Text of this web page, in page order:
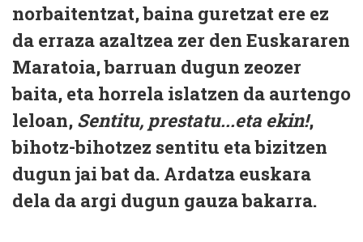
norbaitentzat, baina guretzat ere ez
da erraza azaltzea zer den Euskararen
Maratoia, barruan dugun zeozer
baita, eta horrela islatzen da aurtengo
leloan, Sentitu, prestatu...eta ekin!,
bihotz-bihotzez sentitu eta bizitzen
dugun jai bat da. Ardatza euskara
dela da argi dugun gauza bakarra.